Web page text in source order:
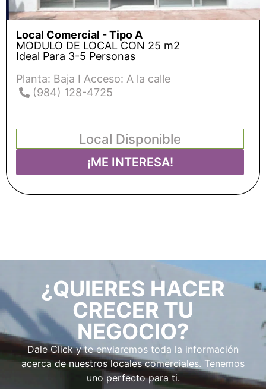
Local Comercial - Tipo A
MODULO DE LOCAL CON 25 m2
Ideal Para 3-5 Personas
Planta: Baja I Acceso: A la calle
(984) 128-4725
Local Disponible
¡ME INTERESA!
¿QUIERES HACER
CRECER TU
NEGOCIO?
Dale Click y te enviaremos toda la información
acerca de nuestros locales comerciales. Tenemos
uno perfecto para ti.